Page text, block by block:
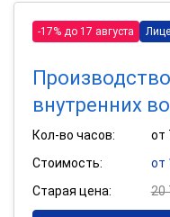
-17% до 17 августа
внутренних
Кол-во часов:
от
Стоимость:
от
Старая цена:
20